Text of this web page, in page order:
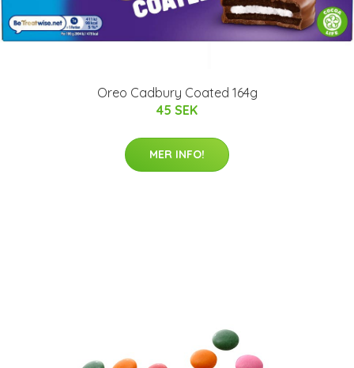
Oreo Cadbury Coated 164g
45 SEK
MER INFO!